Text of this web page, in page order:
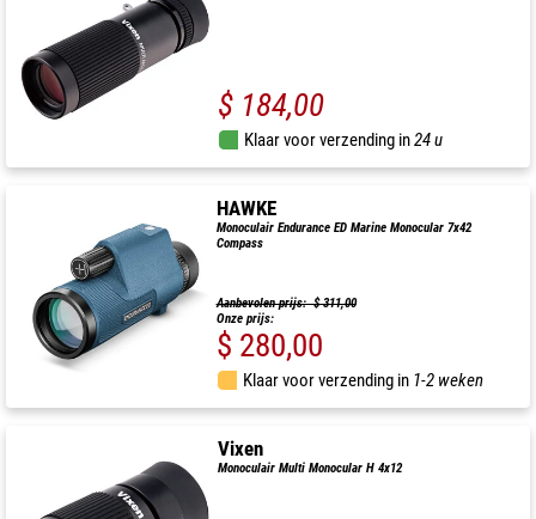
$ 184,00
Klaar voor verzending in24 u
HAWKE
Monoculair Endurance ED Marine Monocular 7x42
Compass
Aanbevolen prijs: $ 311,00
Onze prijs:
$ 280,00
Klaar voor verzending in 1-2 weken
Vixen
Monoculair Multi Monocular H 4x12